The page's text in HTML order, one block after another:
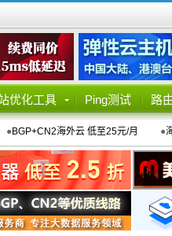
优化工具 Ping测试 路
●BGP+CN2海外云 低至25元/月 ●